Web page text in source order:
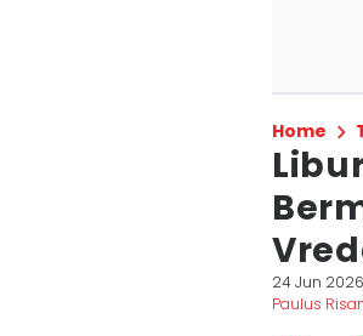
Home
24 Jun 2026,
Paulus